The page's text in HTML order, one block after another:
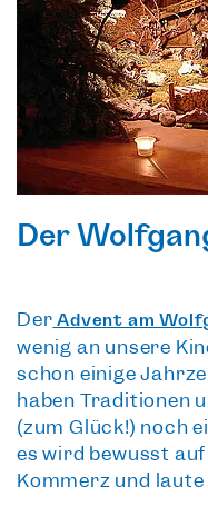
Der
Der Advent am
wenig an unsere
schon einige
haben Traditionen
(zum Glück!) noch
es wird bewusst
Kommerz und